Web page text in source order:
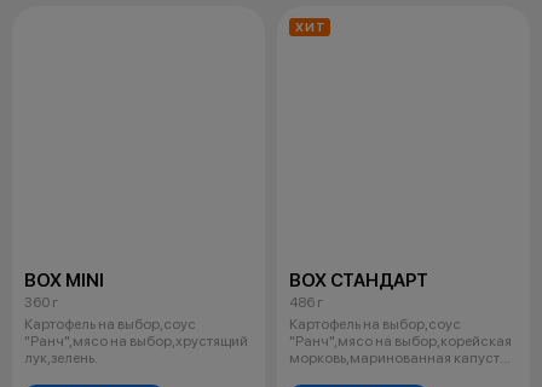
BOX MINI
360 г
Картофель на выбор,соус
"Ранч",мясо на выбор,хрустящий
лук,зелень.
ХИТ
BOX СТАНДАРТ
486 г
Картофель на выбор,соус
"Ранч",мясо на выбор,корейская
морковь,маринованная капуста